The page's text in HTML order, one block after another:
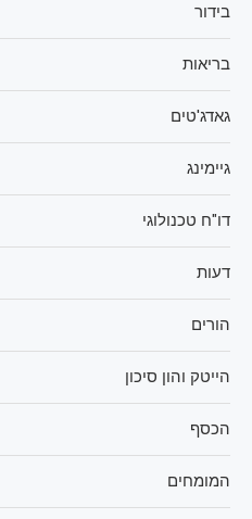
בידור
בריאות
גאדג'טים
גיימינג
דו"ח טכנולוגי
דעות
הורים
הייטק והון סיכון
הכסף
המומחים